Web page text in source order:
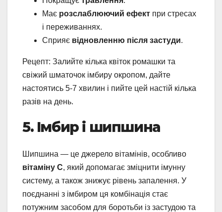
Має розслаблюючий ефект при стресах
і переживаннях.
Сприяє відновленню після застуди.
Рецепт: Залийте кілька квіток ромашки та
свіжий шматочок імбиру окропом, дайте
настоятись 5-7 хвилин і пийте цей настій кілька
разів на день.
5. Імбир і шипшина
Шипшина — це джерело вітамінів, особливо
вітаміну C, який допомагає зміцнити імунну
систему, а також знижує рівень запалення. У
поєднанні з імбиром ця комбінація стає
потужним засобом для боротьби із застудою та